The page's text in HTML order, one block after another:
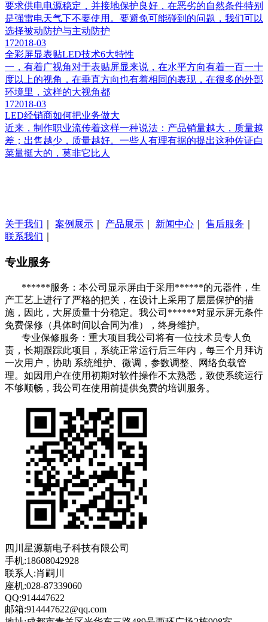
要求供电电源稳定，并接地保护良好，在恶劣的自然条件特别
是强雷电天气下不要使用。要避免可能碰到的问题，我们可以
选择被动防护与主动防护
172018-03
全彩屏显表贴LED技术6大特性
一，有着广视角对于表贴屏显来说，在水平方向有着一百一十
度以上的视角，在垂直方向也有着相同的表现，在很多的外部
环境里，这样的大视角都
172018-03
LED经销商如何把业务做大
近来，制作职业流传着这样一种说法：产品销量越大，质量越
差；出售越少，质量越好。一些人有理有据的提出这种佐证白
菜量挺大的，莫非它比人
关于我们 案例展示 产品展示 新闻中心 售后服务
联系我们
专业服务
******服务：本公司显示屏由于采用******的元器件，生
产工艺上进行了严格的把关，在设计上采用了层层保护的措
施，因此，大屏质量十分稳定。我公司******对显示屏无条件
免费保修（具体时间以合同为准），终身维护。
专业保修服务：重大项目我公司将有一位技术员专人负
责，长期跟踪此项目，系统正常运行后三年内，每三个月拜访
一次用户，协助 系统维护、微调，参数调整、网络负载管
理。如因用户在使用初期对软件操作不太熟悉，致使系统运行
不够顺畅，我公司在使用前提供免费的培训服务。
四川星源新电子科技有限公司
手机:18608042928
联系人:肖嗣川
座机:028-87339060
QQ:914447622
邮箱:914447622@qq.com